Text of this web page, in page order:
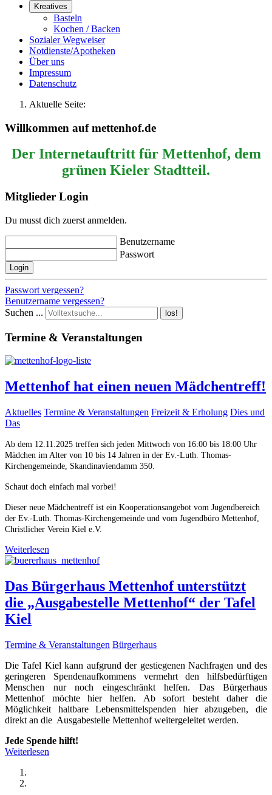
Kreatives
Basteln
Kochen / Backen
Sozialer Wegweiser
Notdienste/Apotheken
Über uns
Impressum
Datenschutz
Aktuelle Seite:
Willkommen auf mettenhof.de
Der Internetauftritt für Mettenhof, dem
grünen Kieler Stadtteil.
Mitglieder Login
Du musst dich zuerst anmelden.
Benutzername
Passwort
Login
Passwort vergessen?
Benutzername vergessen?
Suchen ...
los!
Termine & Veranstaltungen
Mettenhof hat einen neuen Mädchentreff!
Aktuelles Termine & Veranstaltungen Freizeit & Erholung Dies und
Das
Ab dem 12.11.2025 treffen sich jeden Mittwoch von 16:00 bis 18:00 Uhr
Mädchen im Alter von 10 bis 14 Jahren in der Ev.-Luth. Thomas-
Kirchengemeinde, Skandinaviendamm 350.
Schaut doch einfach mal vorbei!
Dieser neue Mädchentreff ist ein Kooperationsangebot vom Jugendbereich
der Ev.-Luth. Thomas-Kirchengemeinde und vom Jugendbüro Mettenhof,
Christlicher Verein Kiel e.V.
Weiterlesen
Das Bürgerhaus Mettenhof unterstützt
die „Ausgabestelle Mettenhof“ der Tafel
Kiel
Termine & Veranstaltungen Bürgerhaus
Die Tafel Kiel kann aufgrund der gestiegenen Nachfragen und des
geringeren Spendenaufkommens vermehrt den hilfsbedürftigen
Menschen nur noch eingeschränkt helfen. Das Bürgerhaus
Mettenhof möchte hier helfen. Ab sofort besteht daher die
Möglichkeit haltbare Lebensmittelspenden hier abzugeben, die
direkt an die Ausgabestelle Mettenhof weitergeleitet werden.
Jede Spende hilft!
Weiterlesen